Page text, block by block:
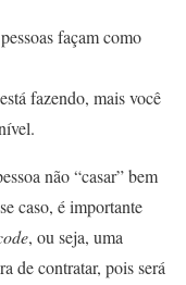
façam como
fazendo, mais você
não “casar” bem
caso, é importante
, ou seja, uma
de contratar, pois será